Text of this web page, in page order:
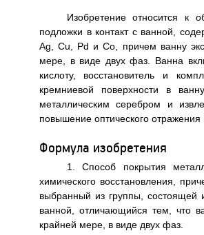
Изобретение относится к
подложки в контакт с ванной,
Ag, Cu, Pd и Со, причем ванну
мере, в виде двух фаз. Ванна
кислоту, восстановитель и
кремниевой поверхности в
металлическим серебром и
повышение оптического
Формула изобретения
1. Способ покрытия
химического восстановления,
выбранный из группы, состоящей
ванной, отличающийся тем, что
крайней мере, в виде двух фаз.